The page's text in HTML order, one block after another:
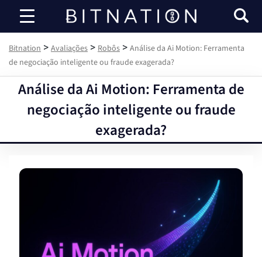
Bitnation
Bitnation > Avaliações > Robôs > Análise da Ai Motion: Ferramenta
de negociação inteligente ou fraude exagerada?
Análise da Ai Motion: Ferramenta de
negociação inteligente ou fraude
exagerada?